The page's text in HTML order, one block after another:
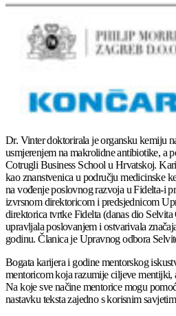
Dr. Vinter doktorirala je organsku kemiju
usmjerenjem na makrolidne antibiotike, a
Cotrugli Business School u Hrvatskoj.
kao znanstvenica u području medicinske
na vođenje poslovnog razvoja u Fidelta-i
izvrsnom direktoricom i predsjednicom
direktorica tvrtke Fidelta (danas dio
upravljala poslovanjem i ostvarivala
godinu. Članica je Upravnog odbora
Bogata karijera i godine mentorskog
mentoricom koja razumije ciljeve mentijki,
Na koje sve načine mentorice mogu
nastavku teksta zajedno s korisnim